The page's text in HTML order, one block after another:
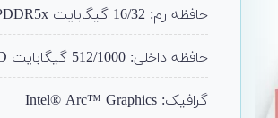
حافظه رم: 16/32 گیگابایت LPDDR5x
حافظه داخلی: 512/1000 گیگابایت SSD (قابل ارتقا)
گرافیک: Intel® Arc™ Graphics